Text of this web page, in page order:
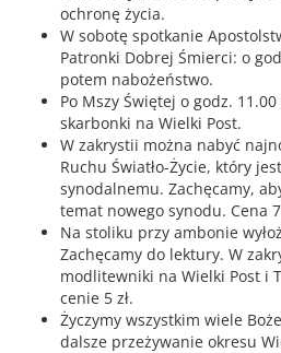
ochronę życia.
W sobotę spotkanie
Patronki Dobrej Śmierci: o
potem nabożeństwo.
Po Mszy Świętej o godz.
skarbonki na Wielki Post.
W zakrystii można nabyć
Ruchu Światło-Życie, który
synodalnemu. Zachęcamy,
temat nowego synodu. Cena 7
Na stoliku przy ambonie
Zachęcamy do lektury. W
modlitewniki na Wielki Post i
cenie 5 zł.
Życzymy wszystkim wiele
dalsze przeżywanie okresu